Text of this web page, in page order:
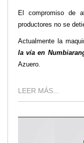
El compromiso de
productores no se
Actualmente la
la vía en
Azuero.
LEER MÁS...